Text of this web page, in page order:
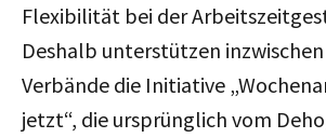
Flexibilität bei der
Deshalb unterstützen
Verbände die Initiative
jetzt“, die ursprünglich vom